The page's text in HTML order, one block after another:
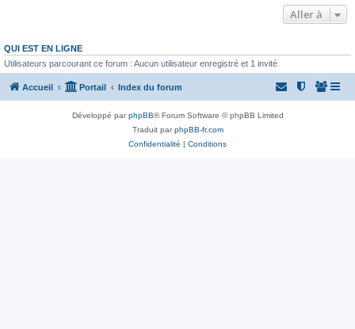
Aller à
QUI EST EN LIGNE
Utilisateurs parcourant ce forum : Aucun utilisateur enregistré et 1 invité
Accueil Portail Index du forum
Développé parphpBB® Forum Software © phpBB Limited
Traduit parphpBB-fr.com
Confidentialité | Conditions